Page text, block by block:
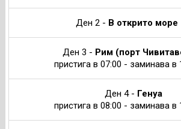
Ден 2 - В открито море
Ден 3 - Рим (порт
пристига в 07:00 - заминава в
Ден 4 - Генуа
пристига в 08:00 - заминава в